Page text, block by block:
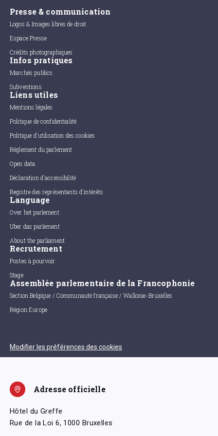
Presse & communication
Logos & Images libres de droit
Espace Presse
Crédits photographiques
Infos pratiques
Marchés publics
Subventions
Liens utiles
Mentions légales
Politique de confidentialité
Politique d'utilisation des cookies
Règlement du parlement
Open data
Déclaration d'accessibilité
Registre des représentants d'intérêts
Language
Over het parlement
Uber das parlement
About the parliament
Recrutement
Postes à pourvoir
Stage
Assemblée parlementaire de la Francophonie
Section Belgique / Communauté française / Wallonie-Bruxelles
Région Europe
Modifier les préférences des cookies
Adresse officielle
Hôtel du Greffe
Rue de la Loi 6, 1000 Bruxelles